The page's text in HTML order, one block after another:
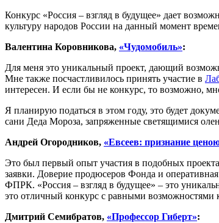
Конкурс «Россия – взгляд в будущее» дает
культуру народов России на данный момент
Валентина Коровникова, «Чудомобиль»:
Для меня это уникальный проект, дающий
Мне также посчастливилось принять участие в
интересен. И если бы не конкурс, то возможно,
Я планирую податься в этом году, это будет
сани Деда Мороза, запряженные светящимися
Андрей Огородников, «Евсеев: признание
Это был первый опыт участия в подобных
заявки. Доверие продюсеров Фонда и
ФПРК. «Россия – взгляд в будущее» – это
это отличный конкурс с равными возможностями
Дмитрий Семибратов, «Профессор Гиберт»: